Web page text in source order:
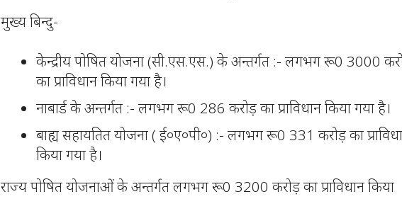
मुख्य बिन्दु-
केन्द्रीय पोषित योजना (सी.एस.एस.) के अन्तर्गत :- लगभग रू0 3000
का प्राविधान किया गया है।
नाबार्ड के अन्तर्गत :- लगभग रू0 286 करोड़ का प्राविधान किया गया है।
बाह्य सहायतित योजना ( ई०ए०पी०) :- लगभग रू0 331 करोड़ का
किया गया है।
राज्य पोषित योजनाओं के अन्तर्गत लगभग रू0 3200 करोड़ का प्राविधान किया